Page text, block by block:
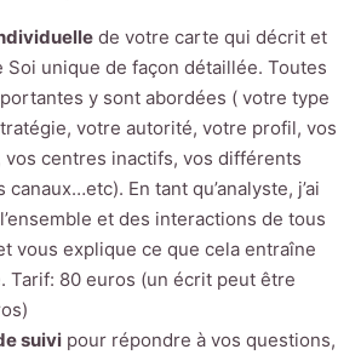
de votre carte qui décrit et
unique de façon détaillée. Toutes
y sont abordées ( votre type
votre autorité, votre profil, vos
centres inactifs, vos différents
En tant qu’analyste, j’ai
et des interactions de tous
vous explique ce que cela entraîne
Tarif: 80 euros (un écrit peut être
suivi pour répondre à vos questions,